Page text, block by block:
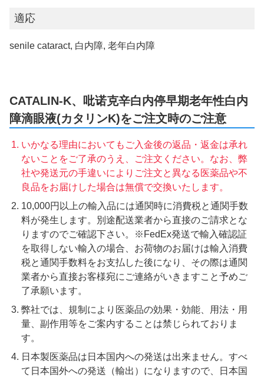
適応
senile cataract, 白内障, 老年白内障
CATALIN-K、吡诺克辛白内停早期老年性白内
障滴眼液(カタリンK)をご注文時のご注意
いかなる理由においてもご入金後の返品・返金は承れ
ないことをご了承のうえ、ご注文ください。なお、弊
社や発送元の手違いによりご注文と異なる医薬品や不
良品をお届けした場合は無償で交換いたします。
10,000円以上の輸入品には通関時に消費税と通関手数
料が発生します。別途配送業者から直接のご請求とな
りますのでご確認下さい。※FedEx発送で輸入確認証
を取得しない輸入の場合、お荷物のお届けは輸入消費
税と通関手数料をお支払した後になり、その際は通関
業者から直接お客様宛にご連絡がいきますこと予めご
了承願います。
弊社では、規制により医薬品の効果・効能、用法・用
量、副作用等をご案内することは禁じられておりま
す。
日本製医薬品は日本国内への発送は出来ません。すべ
て日本国外への発送（輸出）になりますので、日本国